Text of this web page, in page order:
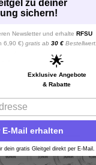
zu deiner
sichern!
Newsletter und erhalte RFSU
6,90 €) gratis ab 30 € Bestellwert.
🌟
Exklusive Angebote
& Rabatte
E-Mail erhalten
dein gratis Gleitgel direkt per E-Mail.